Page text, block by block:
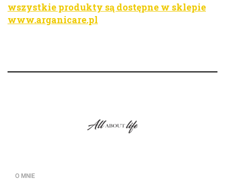
wszystkie produkty są dostępne w sklepie
www.arganicare.pl
O MNIE